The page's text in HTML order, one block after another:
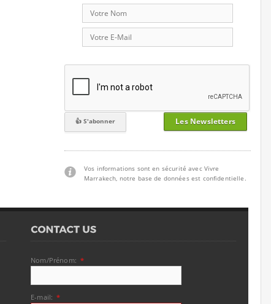
Les Newsletters
Vos informations sont en sécurité avec Vivre
Marrakech, notre base de données est confidentielle.
Nom/Prénom: *
E-mail: *